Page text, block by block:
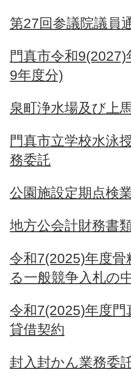
第27回参議院議員
門真市令和
9年度分)
泉町浄水場及び上
門真市立学校水泳
務委託
公園施設定期点検
地方公会計財務書
令和7(2025)年度
る一般競争入札の
令和7(2025)年度
貸借契約
封入封かん業務委